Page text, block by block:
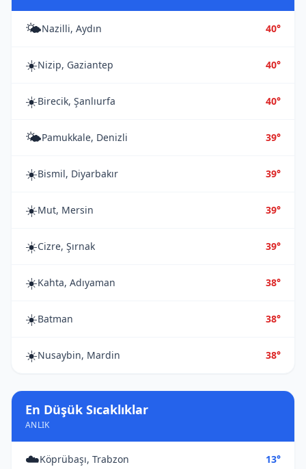
🌤️Nazilli, Aydın 40°
☀️Nizip, Gaziantep 40°
☀️Birecik, Şanlıurfa 40°
🌤️Pamukkale, Denizli 39°
☀️Bismil, Diyarbakır 39°
☀️Mut, Mersin 39°
☀️Cizre, Şırnak 39°
☀️Kahta, Adıyaman 38°
☀️Batman 38°
☀️Nusaybin, Mardin 38°
En Düşük Sıcaklıklar
ANLIK
☁️Köprübaşı, Trabzon 13°